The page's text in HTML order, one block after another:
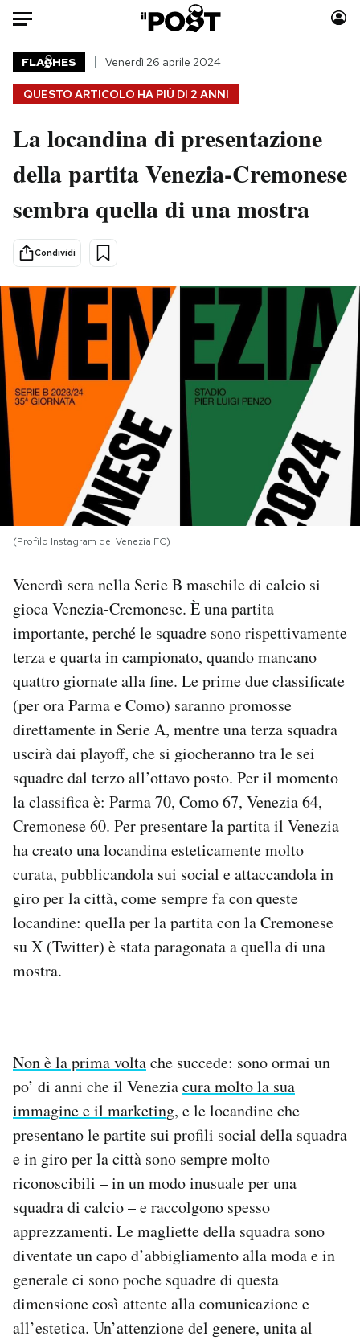
Auto
HOME
Italia
Politica
Tecnologia
Scienza
Economia
Sport
Moda
Consumismi
Storie/Idee
Mondiali calcio 2026
PODCAST
NEWSLETTER
I MIEI PREFERITI
CALENDARIO
AREA PERSONALE
Area Personale
Newsletter
Notifiche mobile
Regala il Post
Hai bisogno di aiuto?
Esci
QUESTO ARTICOLO HA PIÙ DI 2 ANNI
FLA HES Venerdì 26 aprile 2024
La locandina di presentazione
della partita Venezia-Cremonese
sembra quella di una mostra
Condividi
(Profilo Instagram del Venezia FC)
Venerdì sera nella Serie B maschile di calcio si
gioca Venezia-Cremonese. È una partita
importante, perché le squadre sono rispettivamente
terza e quarta in campionato, quando mancano
quattro giornate alla fine. Le prime due classificate
(per ora Parma e Como) saranno promosse
direttamente in Serie A, mentre una terza squadra
uscirà dai playoff, che si giocheranno tra le sei
squadre dal terzo all’ottavo posto. Per il momento
la classifica è: Parma 70, Como 67, Venezia 64,
Cremonese 60. Per presentare la partita il Venezia
ha creato una locandina esteticamente molto
curata, pubblicandola sui social e attaccandola in
giro per la città, come sempre fa con queste
locandine: quella per la partita con la Cremonese
su X (Twitter) è stata paragonata a quella di una
mostra.
Non è la prima voltache succede: sono ormai un
po’ di anni che il Veneziacura molto la sua
immagine e il marketing, e le locandine che
presentano le partite sui profili social della squadra
e in giro per la città sono sempre molto
riconoscibili – in un modo inusuale per una
squadra di calcio – e raccolgono spesso
apprezzamenti. Le magliette della squadra sono
diventate un capo d’abbigliamento alla moda e in
generale ci sono poche squadre di questa
dimensione così attente alla comunicazione e
all’estetica. Un’attenzione del genere, unita al